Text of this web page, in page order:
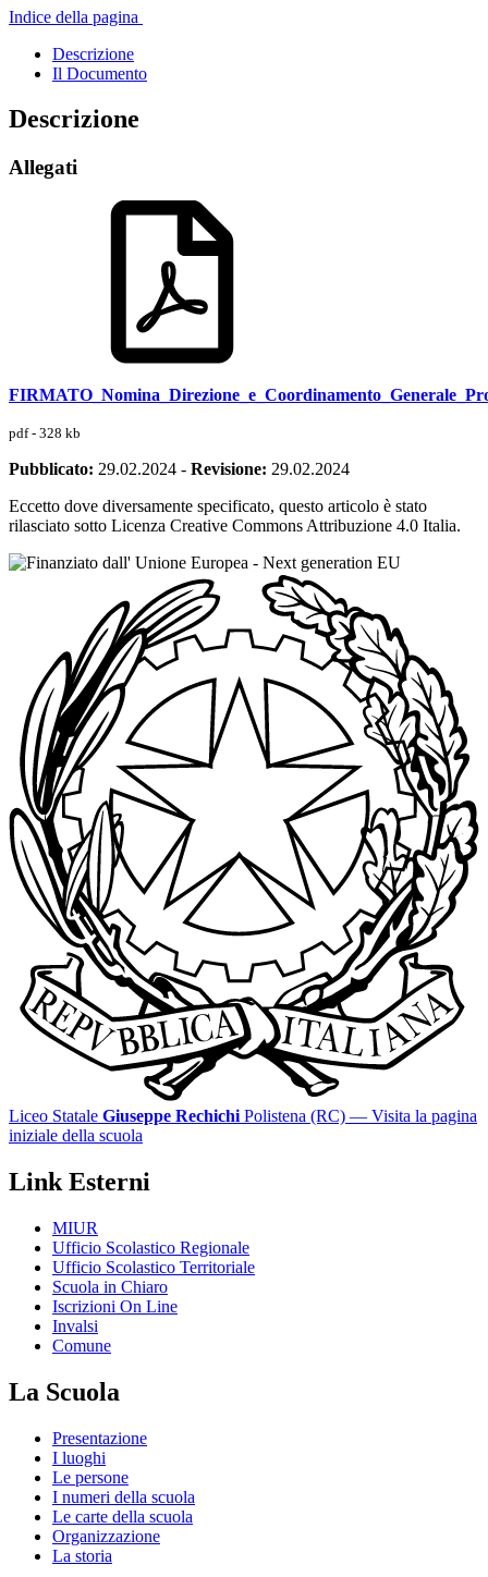
Indice della pagina
Descrizione
Il Documento
Descrizione
Allegati
pdf - 328 kb
Pubblicato: 29.02.2024 - Revisione: 29.02.2024
Eccetto dove diversamente specificato, questo articolo è stato
rilasciato sotto Licenza Creative Commons Attribuzione 4.0 Italia.
Liceo Statale Giuseppe Rechichi Polistena (RC) — Visita la pagina
iniziale della scuola
Link Esterni
MIUR
Ufficio Scolastico Regionale
Ufficio Scolastico Territoriale
Scuola in Chiaro
Iscrizioni On Line
Invalsi
Comune
La Scuola
Presentazione
I luoghi
Le persone
I numeri della scuola
Le carte della scuola
Organizzazione
La storia